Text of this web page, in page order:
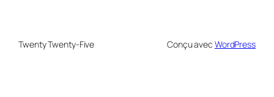
Twenty Twenty-Five Conçu avec WordPress